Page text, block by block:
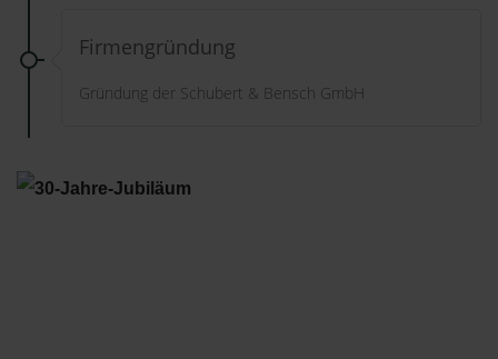
Firmengründung
Gründung der Schubert & Bensch GmbH